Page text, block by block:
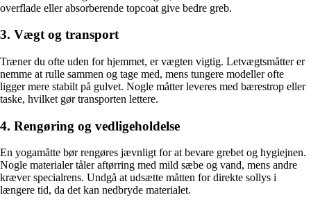
overflade eller absorberende topcoat give bedre greb.
3. Vægt og transport
Træner du ofte uden for hjemmet, er vægten vigtig. Letvægtsmåtter er
nemme at rulle sammen og tage med, mens tungere modeller ofte
ligger mere stabilt på gulvet. Nogle måtter leveres med bærestrop eller
taske, hvilket gør transporten lettere.
4. Rengøring og vedligeholdelse
En yogamåtte bør rengøres jævnligt for at bevare grebet og hygiejnen.
Nogle materialer tåler aftørring med mild sæbe og vand, mens andre
kræver specialrens. Undgå at udsætte måtten for direkte sollys i
længere tid, da det kan nedbryde materialet.